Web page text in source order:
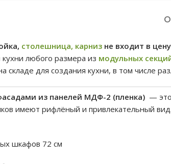
столешница, карниз не входит в
кухни любого размера из модульных
складе для создания кухни, в том числе
из панелей МДФ-2 (пленка) —
имеют рифлёный и привлекательный
шкафов 72 см